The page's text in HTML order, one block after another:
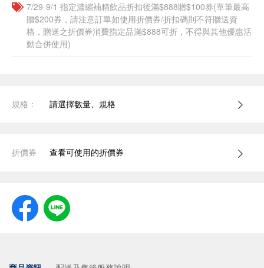
7/29-9/1 指定濃縮補精飲品​折扣後滿$888贈$100券(單筆最高
贈$200券，請注意訂單如使用折價券/折扣碼則不符贈送資
格，贈送之折價券消費指定品滿$888可折，不得與其他優惠活
動合併使用)
規格： 請選擇數量、規格
折價券 查看可使用的折價券